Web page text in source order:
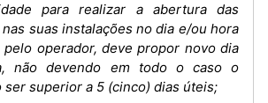
para realizar a abertura das
suas instalações no dia e/ou hora
pelo operador, deve propor novo dia
não devendo em todo o caso o
ser superior a 5 (cinco) dias úteis;